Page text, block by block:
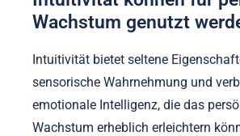
Wachstum genutzt
Intuitivität bietet seltene
sensorische Wahrnehmung und
emotionale Intelligenz, die das
Wachstum erheblich erleichtern